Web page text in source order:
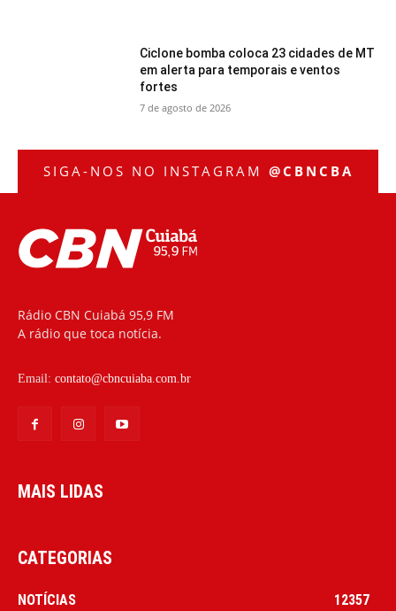
Ciclone bomba coloca 23 cidades de MT
em alerta para temporais e ventos
fortes
7 de agosto de 2026
SIGA-NOS NO INSTAGRAM @CBNCBA
Rádio CBN Cuiabá 95,9 FM
A rádio que toca notícia.
Email: contato@cbncuiaba.com.br
MAIS LIDAS
CATEGORIAS
NOTÍCIAS 12357